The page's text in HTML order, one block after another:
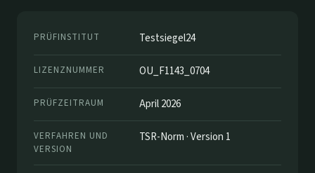
PRÜFINSTITUT Testsiegel24
LIZENZNUMMER OU_F1143_0704
PRÜFZEITRAUM April 2026
VERFAHREN UND
VERSION
TSR-Norm · Version 1